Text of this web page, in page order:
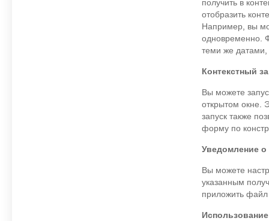
отобразить
Например, вы
одновременно.
теми же
Контекстный
Вы можете
открытом окне.
запуск также
форму по
Уведомление о
Вы можете
указанным
приложить